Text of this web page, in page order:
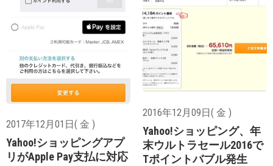
2017年12月01日( 金 )
Yahoo!ショッピングアプ
リがApple Pay支払に対応
2016年12月09日( 金 )
Yahoo!ショッピング、年
末ウルトラセール2016で
Tポイントバブル発生